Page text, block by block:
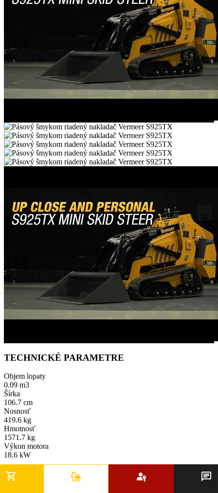
TECHNICKÉ PARAMETRE
Objem lopaty
0.09 m3
Šírka
106.7 cm
Nosnosť
419.6 kg
Hmotnosť
1571.7 kg
Výkon motora
18.6 kW